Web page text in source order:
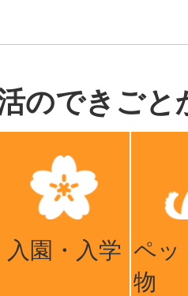
のできごと
入園・入学 ペッ
物